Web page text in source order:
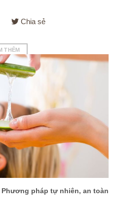
THÊM
Chia sẻ
pháp tự nhiên, an toàn